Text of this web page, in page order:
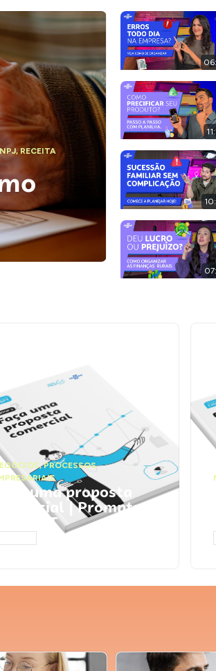
,RECEITA
,PROCESSOS
Faça uma proposta
comercial | Prompts
ChatGPT